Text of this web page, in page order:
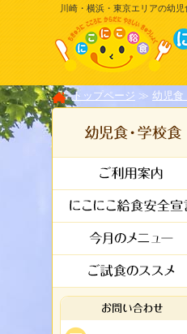
川崎・横浜・東京エリアの幼
トップページ 幼児食